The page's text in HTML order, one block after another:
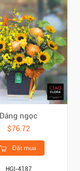
Dáng ngọc
$76.72
Đặt mua
HGI-4187